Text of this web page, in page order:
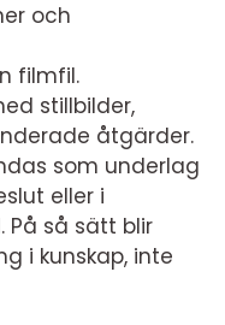
och
filmfil.
stillbilder,
åtgärder.
som underlag
eller i
På så sätt blir
i kunskap, inte